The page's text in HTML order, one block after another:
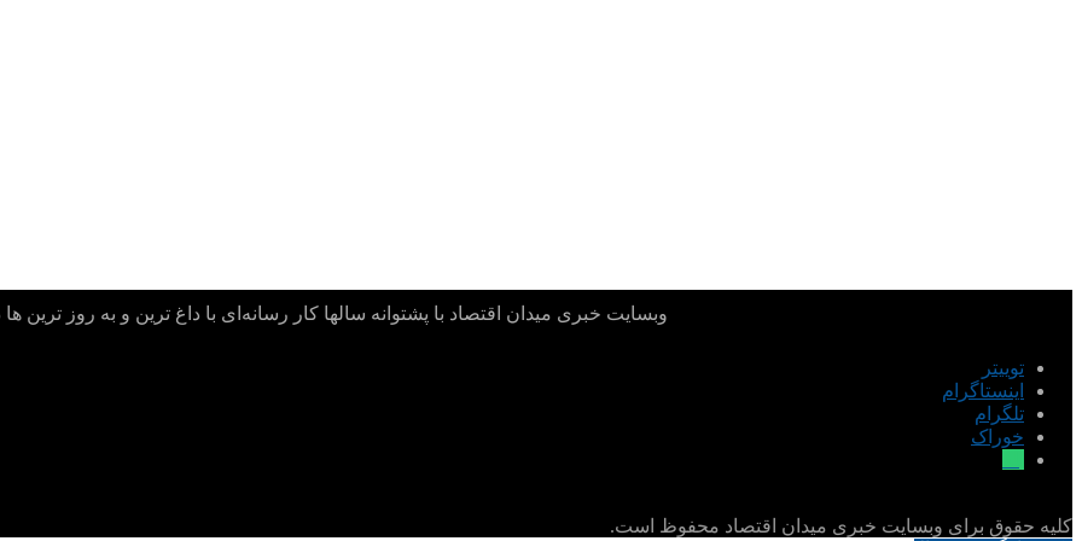
وبسایت خبری میدان اقتصاد با پشتوانه سالها کار رسانه‌ای با داغ ترین و به روز ترین
توییتر
اینستاگرام
تلگرام
خوراک
کلیه حقوق برای وبسایت خبری میدان اقتصاد محفوظ است.